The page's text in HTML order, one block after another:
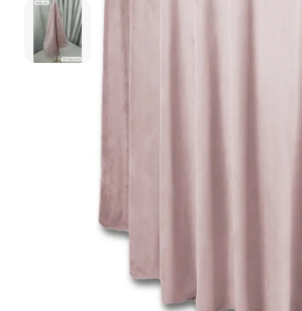
ИЗДЕЛИЯ ДЛЯ
КОМФОРТА